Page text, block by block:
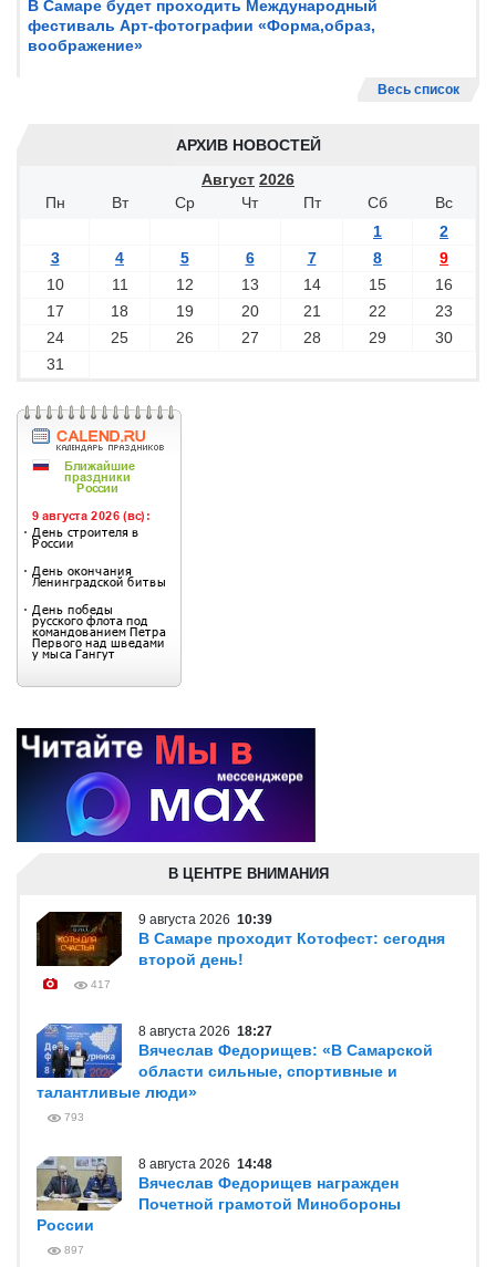
В Самаре будет проходить Международный
фестиваль Арт-фотографии «Форма,образ,
воображение»
Весь список
АРХИВ НОВОСТЕЙ
Август 2026
Пн
Вт Ср Чт Пт Сб
Вс
1
2
3
4 5 6 7 8
9
10
11 12 13 14 15
16
17
18 19 20 21 22
23
24
25 26 27 28 29
30
31
В ЦЕНТРЕ ВНИМАНИЯ
9 августа 2026 10:39
В Самаре проходит Котофест: сегодня
второй день!
417
8 августа 2026 18:27
Вячеслав Федорищев: «В Самарской
области сильные, спортивные и
талантливые люди»
793
8 августа 2026 14:48
Вячеслав Федорищев награжден
Почетной грамотой Минобороны
России
897